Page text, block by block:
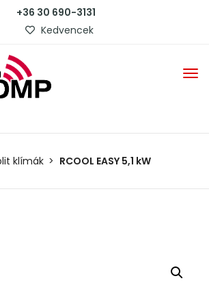
+36 30 690-3131
Kedvencek
klímák RCOOL EASY 5,1 kW